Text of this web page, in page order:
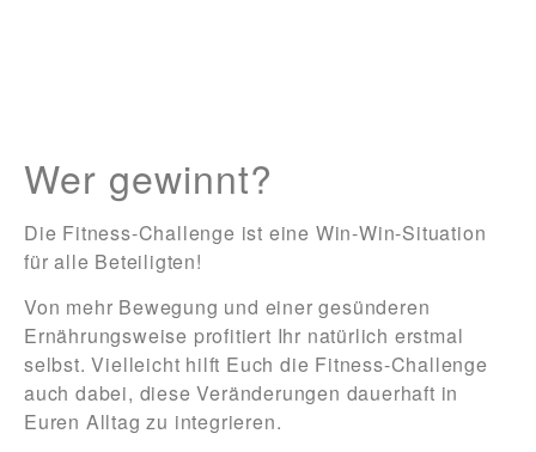
Wer gewinnt?
Die Fitness-Challenge ist eine Win-Win-Situation
für alle Beteiligten!
Von mehr Bewegung und einer gesünderen
Ernährungsweise profitiert Ihr natürlich erstmal
selbst. Vielleicht hilft Euch die Fitness-Challenge
auch dabei, diese Veränderungen dauerhaft in
Euren Alltag zu integrieren.